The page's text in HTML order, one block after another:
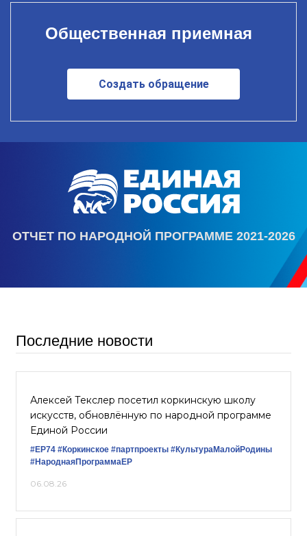
Общественная приемная
Создать обращение
ОТЧЕТ ПО НАРОДНОЙ ПРОГРАММЕ 2021-2026
Последние новости
Алексей Текслер посетил коркинскую школу
искусств, обновлённую по народной программе
Единой России
#ЕР74 #Коркинское #партпроекты #КультураМалойРодины
#НароднаяПрограммаЕР
06.08.26